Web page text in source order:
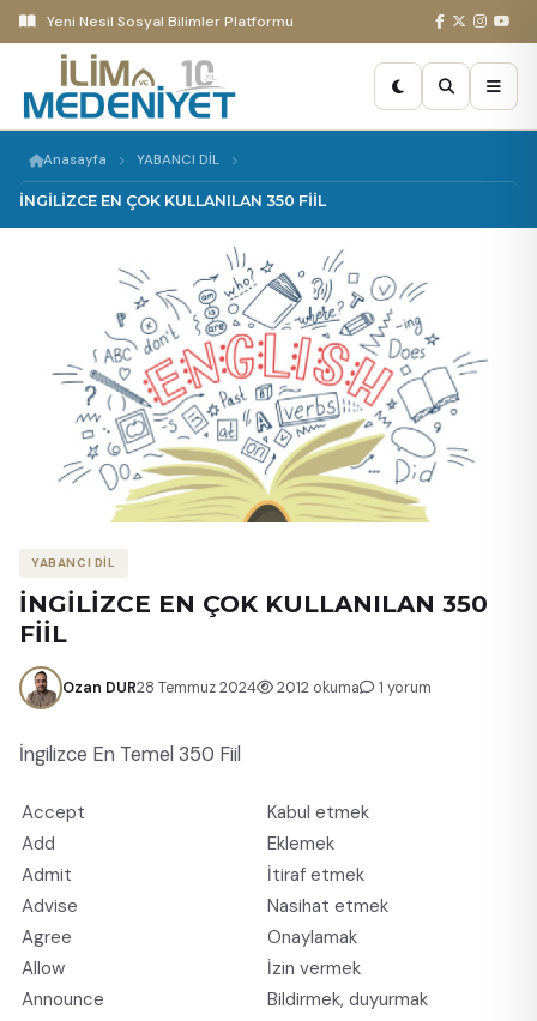
Yeni Nesil Sosyal Bilimler Platformu
Anasayfa YABANCI DİL
İNGİLİZCE EN ÇOK KULLANILAN 350 FİİL
YABANCI DİL
İNGİLİZCE EN ÇOK KULLANILAN 350
FİİL
Ozan DUR28 Temmuz 2024 2012 okuma 1 yorum
İngilizce En Temel 350 Fiil
Accept
Kabul etmek
Add
Eklemek
Admit
İtiraf etmek
Advise
Nasihat etmek
Agree
Onaylamak
Allow
İzin vermek
Announce
Bildirmek, duyurmak